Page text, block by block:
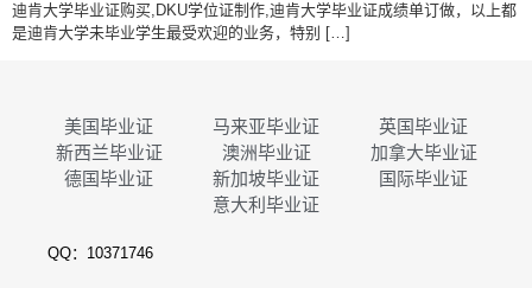
迪肯大学毕业证购买,DKU学位证制作,迪肯大学毕业证成绩单订做，以上都
是迪肯大学未毕业学生最受欢迎的业务，特别 […]
美国毕业证 马来亚毕业证
英国毕业证
新西兰毕业证
澳洲毕业证
加拿大毕业证
德国毕业证
新加坡毕业证
国际毕业证
意大利毕业证
QQ：10371746